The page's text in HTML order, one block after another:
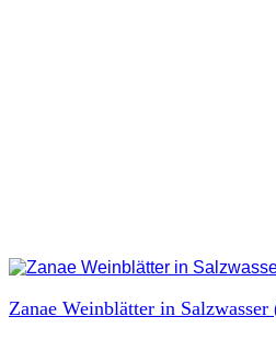
Zanae Weinblätter in Salzwasser